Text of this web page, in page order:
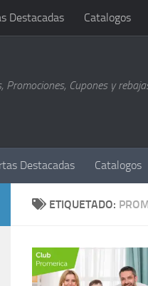
Destacadas Catalogos
Promociones, Cupones y
Destacadas Catalogos
ETIQUETADO: